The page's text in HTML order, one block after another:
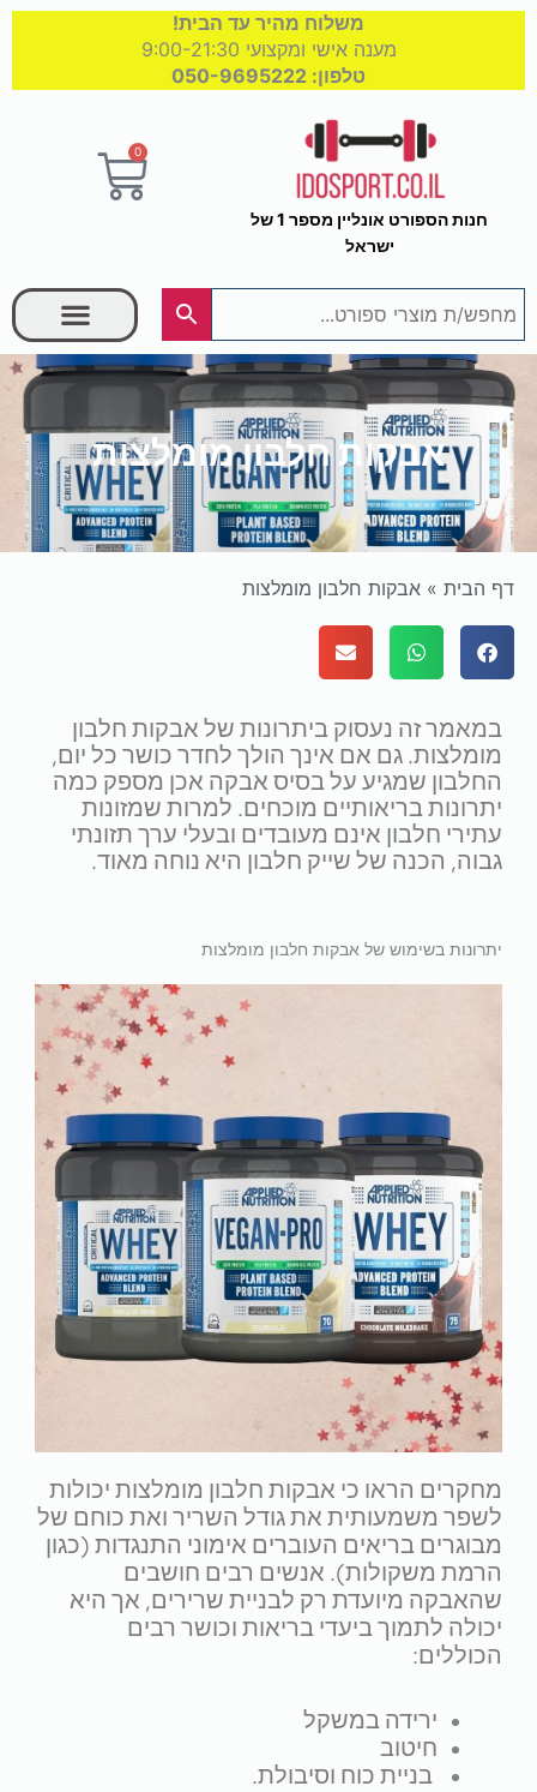
משלוח מהיר עד הבית!
מענה אישי ומקצועי 9:00-21:30
טלפון: 050-9695222
חנות הספורט אונליין מספר 1 של
ישראל
0
עגלת
אבקות חלבון מומלצות
דף הבית » אבקות חלבון מומלצות
במאמר זה נעסוק ביתרונות של אבקות חלבון
מומלצות. גם אם אינך הולך לחדר כושר כל יום,
החלבון שמגיע על בסיס אבקה אכן מספק כמה
יתרונות בריאותיים מוכחים. למרות שמזונות
עתירי חלבון אינם מעובדים ובעלי ערך תזונתי
גבוה, הכנה של שייק חלבון היא נוחה מאוד.
יתרונות בשימוש של אבקות חלבון מומלצות
מחקרים הראו כי אבקות חלבון מומלצות יכולות
לשפר משמעותית את גודל השריר ואת כוחם של
מבוגרים בריאים העוברים אימוני התנגדות (כגון
הרמת משקולות). אנשים רבים חושבים
שהאבקה מיועדת רק לבניית שרירים, אך היא
יכולה לתמוך ביעדי בריאות וכושר רבים
הכוללים:
ירידה במשקל
חיטוב
בניית כוח וסיבולת.